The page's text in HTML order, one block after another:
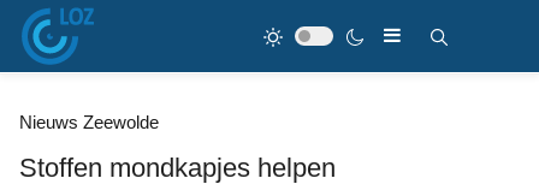
Nieuws Zeewolde
Stoffen mondkapjes helpen